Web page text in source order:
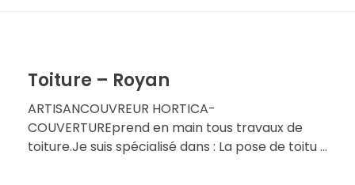
Toiture – Royan
ARTISANCOUVREUR HORTICA-
COUVERTUREprend en main tous travaux de
toiture.Je suis spécialisé dans : La pose de toitu ...